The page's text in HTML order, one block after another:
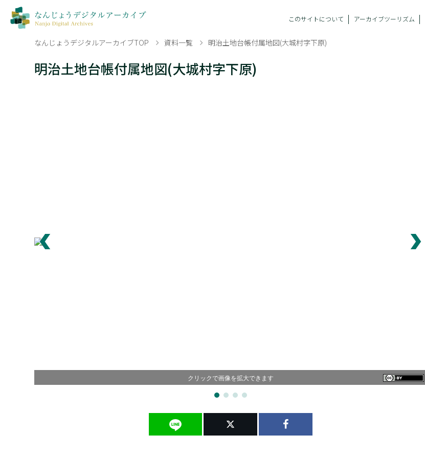
このサイトについて アーカイブツーリズム
なんじょうデジタルアーカイブTOP 資料一覧 明治土地台帳付属地図(大城村字下原)
明治土地台帳付属地図(大城村字下原)
クリックで画像を拡大できます